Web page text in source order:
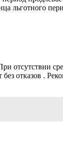
льготного
отсутствии
отказов .